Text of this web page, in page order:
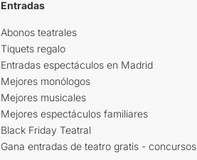
Entradas
Abonos teatrales
Tiquets regalo
Entradas espectáculos en Madrid
Mejores monólogos
Mejores musicales
Mejores espectáculos familiares
Black Friday Teatral
Gana entradas de teatro gratis - concursos